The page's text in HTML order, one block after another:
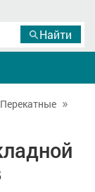
Перекатные